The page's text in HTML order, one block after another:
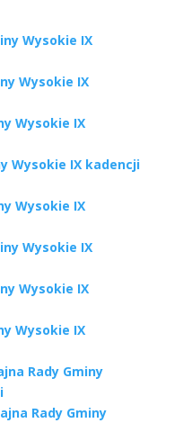
Wysokie IX
Wysokie IX
Wysokie IX
Wysokie IX kadencji
Wysokie IX
Wysokie IX
Wysokie IX
Wysokie IX
Rady Gminy
Rady Gminy